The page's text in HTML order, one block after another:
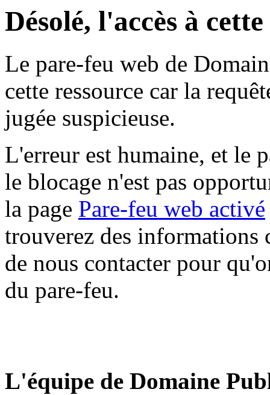
Désolé, l'accès à
Le pare-feu web de
cette ressource car la
jugée suspicieuse.
L'erreur est humaine, et le
le blocage n'est pas
la page Pare-feu web activé
trouverez des informations
de nous contacter pour
du pare-feu.
L'équipe de Domaine